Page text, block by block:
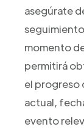
asegúrate
momento
permitirá
el progreso
actual,
evento